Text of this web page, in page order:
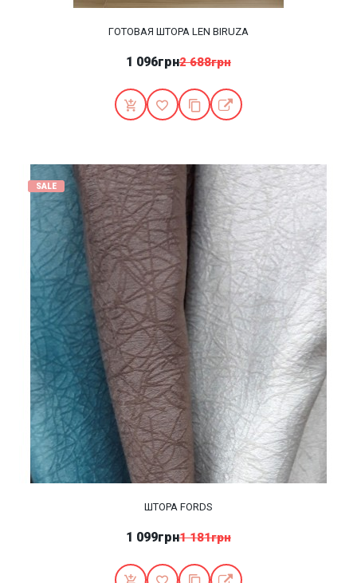
ГОТОВАЯ ШТОРА LEN BIRUZA
1 096грн2 688грн
SALE
ШТОРА FORDS
1 099грн1 181грн